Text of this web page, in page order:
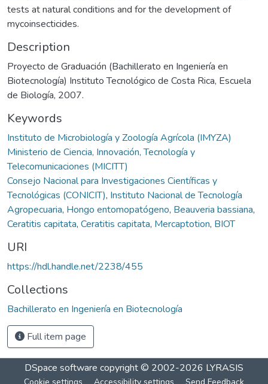
tests at natural conditions and for the development of
mycoinsecticides.
Description
Proyecto de Graduación (Bachillerato en Ingeniería en
Biotecnología) Instituto Tecnológico de Costa Rica, Escuela
de Biología, 2007.
Keywords
Instituto de Microbiología y Zoología Agrícola (IMYZA)
Ministerio de Ciencia, Innovación, Tecnología y
Telecomunicaciones (MICITT)
Consejo Nacional para Investigaciones Científicas y
Tecnológicas (CONICIT), Instituto Nacional de Tecnología
Agropecuaria, Hongo entomopatógeno, Beauveria bassiana,
Ceratitis capitata, Ceratitis capitata, Mercaptotion, BIOT
URI
https://hdl.handle.net/2238/455
Collections
Bachillerato en Ingeniería en Biotecnología
Full item page
DSpace software copyright © 2002-2026 LYRASIS